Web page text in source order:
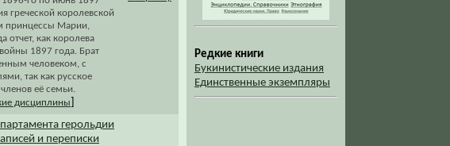
греческой королевской
принцессы Марии,
отчет, как королева
1897 года. Брат
человеком, с
так как русское
её семьи.
дисциплины
герольдии
и переписки
Редкие книги
Букинистические издания
Единственные экземпляры